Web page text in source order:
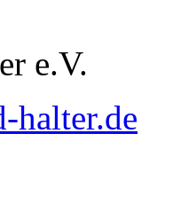
e.V.
halter.de